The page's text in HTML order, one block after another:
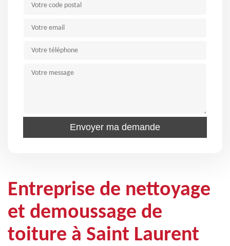
Entreprise de nettoyage
et demoussage de
toiture à Saint Laurent